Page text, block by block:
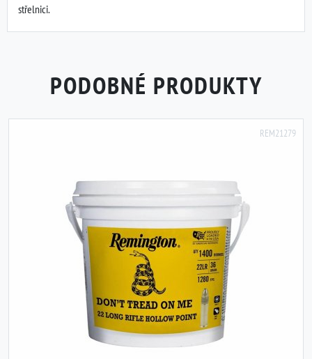
střelnici.
PODOBNÉ PRODUKTY
REM21279